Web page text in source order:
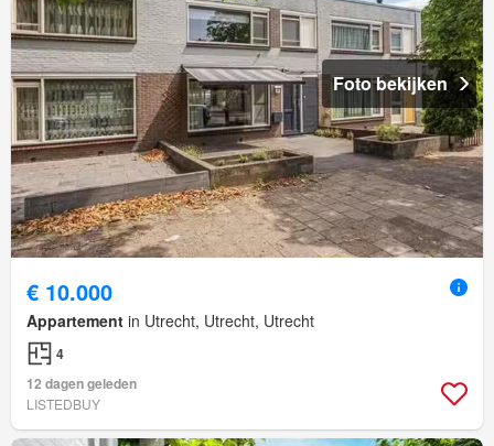
Foto bekijken
€ 10.000
Appartement in Utrecht, Utrecht, Utrecht
4
12 dagen geleden
LISTEDBUY